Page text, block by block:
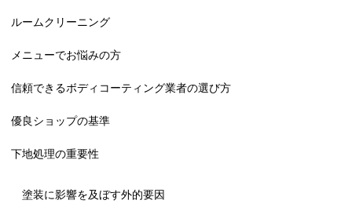
ルームクリーニング
メニューでお悩みの方
信頼できるボディコーティング業者の選び方
優良ショップの基準
下地処理の重要性
塗装に影響を及ぼす外的要因